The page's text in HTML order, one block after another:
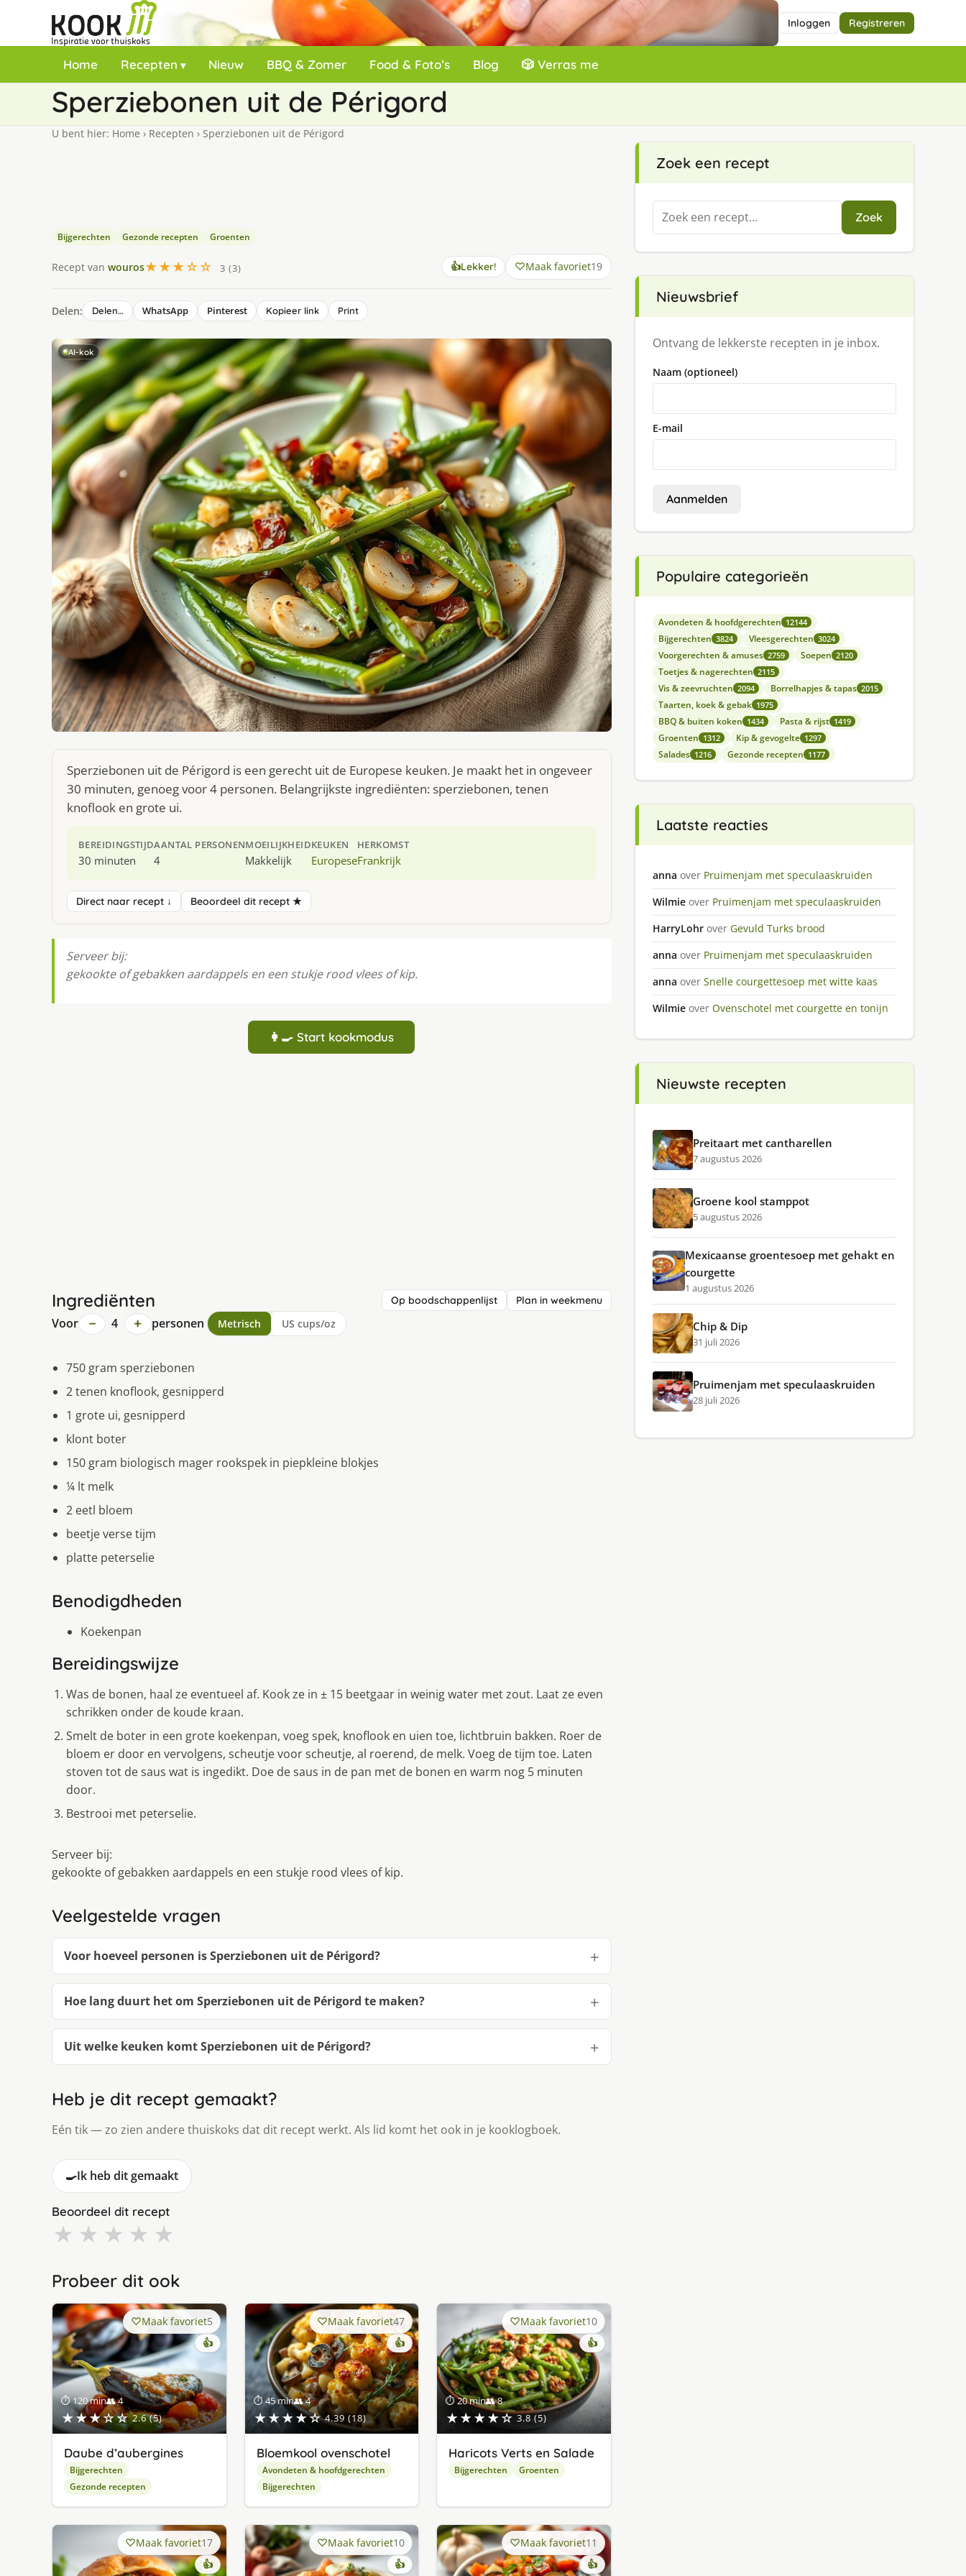
Inloggen Registreren
Home Recepten Nieuw BBQ & Zomer Food & Foto’s Blog 🎲 Verras me
Sperziebonen uit de Périgord
U bent hier: Home › Recepten › Sperziebonen uit de Périgord
Bijgerechten Gezonde recepten Groenten
Recept van wouros★★★☆☆ 3 (3) 👍Lekker! Maak favoriet19
Delen: Delen… WhatsApp Pinterest Kopieer link Print
AI-kok
Sperziebonen uit de Périgord is een gerecht uit de Europese keuken. Je maakt het in ongeveer
30 minuten, genoeg voor 4 personen. Belangrijkste ingrediënten: sperziebonen, tenen
knoflook en grote ui.
BEREIDINGSTIJD
30 minuten
AANTAL PERSONEN
4
MOEILIJKHEID
Makkelijk
KEUKEN
Europese
HERKOMST
Frankrijk
Direct naar recept ↓ Beoordeel dit recept ★
Serveer bij:
gekookte of gebakken aardappels en een stukje rood vlees of kip.
👩‍🍳 Start kookmodus
Ingrediënten Op boodschappenlijst Plan in weekmenu
Voor − 4 + personen Metrisch US cups/oz
750 gram sperziebonen
2 tenen knoflook, gesnipperd
1 grote ui, gesnipperd
klont boter
150 gram biologisch mager rookspek in piepkleine blokjes
¼ lt melk
2 eetl bloem
beetje verse tijm
platte peterselie
Benodigdheden
Koekenpan
Bereidingswijze
Was de bonen, haal ze eventueel af. Kook ze in ± 15 beetgaar in weinig water met zout. Laat ze even
schrikken onder de koude kraan.
Smelt de boter in een grote koekenpan, voeg spek, knoflook en uien toe, lichtbruin bakken. Roer de
bloem er door en vervolgens, scheutje voor scheutje, al roerend, de melk. Voeg de tijm toe. Laten
stoven tot de saus wat is ingedikt. Doe de saus in de pan met de bonen en warm nog 5 minuten
door.
Bestrooi met peterselie.
Serveer bij:
gekookte of gebakken aardappels en een stukje rood vlees of kip.
Veelgestelde vragen
Voor hoeveel personen is Sperziebonen uit de Périgord?
Hoe lang duurt het om Sperziebonen uit de Périgord te maken?
Uit welke keuken komt Sperziebonen uit de Périgord?
Heb je dit recept gemaakt?
Eén tik — zo zien andere thuiskoks dat dit recept werkt. Als lid komt het ook in je kooklogboek.
🍳Ik heb dit gemaakt
Beoordeel dit recept
★ ★ ★ ★ ★
Probeer dit ook
⏱ 120 min👥 4
★★★☆☆ 2.6 (5)
Maak favoriet5
👍
Daube d’aubergines
Bijgerechten
Gezonde recepten
⏱ 45 min👥 4
★★★★☆ 4.39 (18)
Maak favoriet47
👍
Bloemkool ovenschotel
Avondeten & hoofdgerechten
Bijgerechten
⏱ 20 min👥 8
★★★★☆ 3.8 (5)
Maak favoriet10
👍
Haricots Verts en Salade
Bijgerechten Groenten
Maak favoriet17
👍
Maak favoriet10
👍
Maak favoriet11
👍
Zoek een recept
Zoeken
naar:
Zoek
Nieuwsbrief
Ontvang de lekkerste recepten in je inbox.
Naam (optioneel)
E-mail
Aanmelden
Populaire categorieën
Avondeten & hoofdgerechten 12144
Bijgerechten 3824 Vleesgerechten 3024
Voorgerechten & amuses 2759 Soepen 2120
Toetjes & nagerechten 2115
Vis & zeevruchten 2094 Borrelhapjes & tapas 2015
Taarten, koek & gebak 1975
BBQ & buiten koken 1434 Pasta & rijst 1419
Groenten 1312 Kip & gevogelte 1297
Salades 1216 Gezonde recepten 1177
Laatste reacties
anna over Pruimenjam met speculaaskruiden
Wilmie over Pruimenjam met speculaaskruiden
HarryLohr over Gevuld Turks brood
anna over Pruimenjam met speculaaskruiden
anna over Snelle courgettesoep met witte kaas
Wilmie over Ovenschotel met courgette en tonijn
Nieuwste recepten
Preitaart met cantharellen
7 augustus 2026
Groene kool stamppot
5 augustus 2026
Mexicaanse groentesoep met gehakt en
courgette
1 augustus 2026
Chip & Dip
31 juli 2026
Pruimenjam met speculaaskruiden
28 juli 2026